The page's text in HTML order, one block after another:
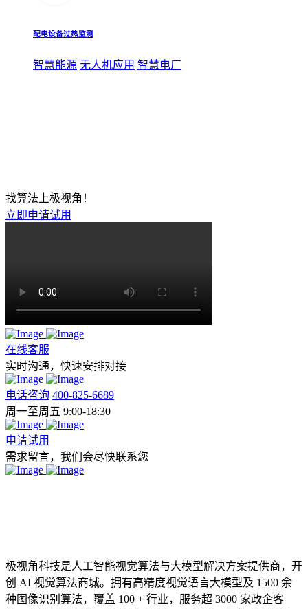
配电设备过热监测
智慧能源 无人机应用 智慧电厂
找算法上极视角！
立即申请试用
在线客服
实时沟通，快速安排对接
电话咨询 400-825-6689
周一至周五 9:00-18:30
申请试用
需求留言，我们会尽快联系您
极视角科技是人工智能视觉算法与大模型解决方案提供商，开
创 AI 视觉算法商城。拥有高精度视觉语言大模型及 1500 余
种图像识别算法，覆盖 100 + 行业，服务超 3000 家政企客